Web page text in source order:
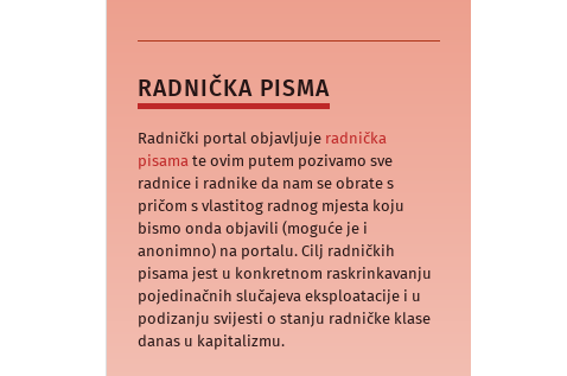
RADNIČKA PISMA
Radnički portal objavljuje radnička
pisama te ovim putem pozivamo sve
radnice i radnike da nam se obrate s
pričom s vlastitog radnog mjesta koju
bismo onda objavili (moguće je i
anonimno) na portalu. Cilj radničkih
pisama jest u konkretnom raskrinkavanju
pojedinačnih slučajeva eksploatacije i u
podizanju svijesti o stanju radničke klase
danas u kapitalizmu.